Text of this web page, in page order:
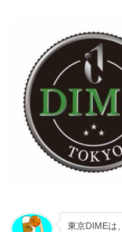
東京DIMEは、